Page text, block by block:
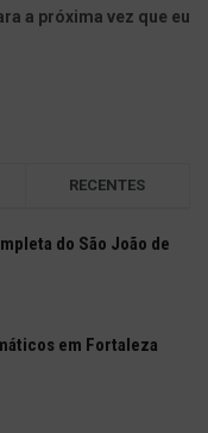
a próxima vez que eu
RECENTES
do São João de
em Fortaleza